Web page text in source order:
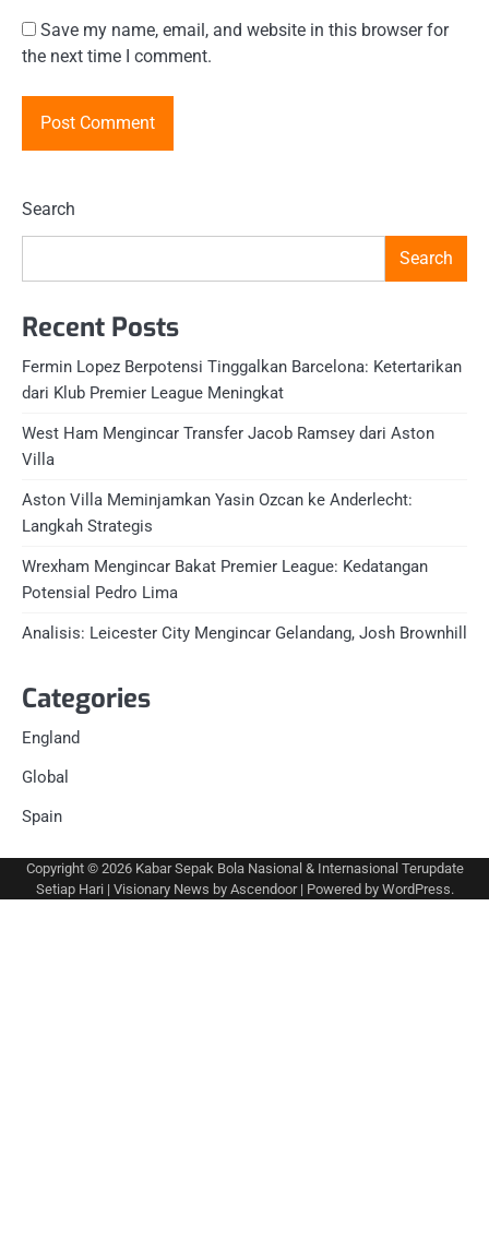
Save my name, email, and website in this browser for
the next time I comment.
Search
Search
Recent Posts
Fermin Lopez Berpotensi Tinggalkan Barcelona: Ketertarikan
dari Klub Premier League Meningkat
West Ham Mengincar Transfer Jacob Ramsey dari Aston
Villa
Aston Villa Meminjamkan Yasin Ozcan ke Anderlecht:
Langkah Strategis
Wrexham Mengincar Bakat Premier League: Kedatangan
Potensial Pedro Lima
Analisis: Leicester City Mengincar Gelandang, Josh Brownhill
Categories
England
Global
Spain
Copyright © 2026 Kabar Sepak Bola Nasional & Internasional Terupdate
Setiap Hari| Visionary News by Ascendoor| Powered by WordPress.